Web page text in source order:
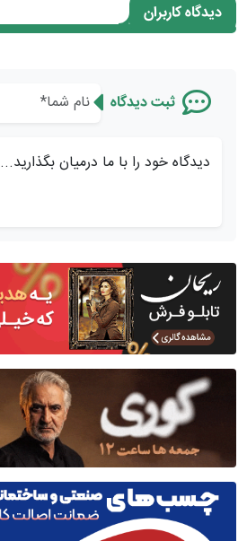
دیدگاه کاربران
ثبت دیدگاه
دیدگاه خود را با ما درمیان بگذارید...